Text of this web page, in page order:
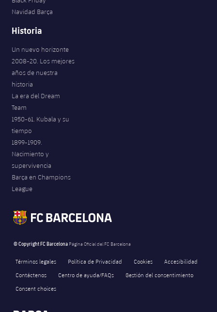
Resultados
Clasificaciones
Hockey Hierba Femenino
Patinaje artístico
Actualidad
Plantilla
Agenda
Escuela de Patinaje
Rugby
plusicon
más
Resultados
Clasificaciones
Voleibol femenino
Carnet de las Secciones Amateurs
PLUSICON
MÁS
League of Legends
VALORANT Rising
Navidad Barça
Historia
Un nuevo horizonte
2008-20. Los mejores
años de nuestra
historia
La era del Dream
Team
1950-61. Kubala y su
tiempo
1899-1909.
Nacimiento y
supervivencia
Barça en Champions
League
© Copyright FC Barcelona Página Oficial del FC Barcelona
Términos legales Política de Privacidad Cookies
Accesibilidad
Contáctenos
Centro de ayuda/FAQs
Gestión del consentimiento
Consent choices